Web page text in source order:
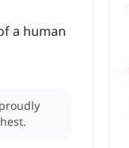
a human